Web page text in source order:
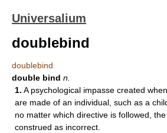
Universalium
doublebind
doublebind
double bind n.
1. A psychological impasse created
are made of an individual, such as a
no matter which directive is followed,
construed as incorrect.